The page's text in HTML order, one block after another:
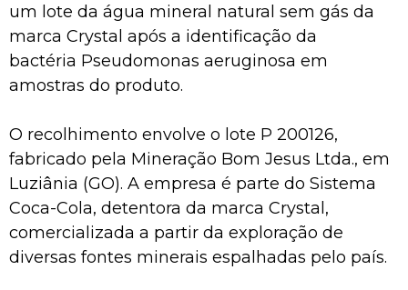
um lote da água mineral natural sem gás da
marca Crystal após a identificação da
bactéria Pseudomonas aeruginosa em
amostras do produto.
O recolhimento envolve o lote P 200126,
fabricado pela Mineração Bom Jesus Ltda., em
Luziânia (GO). A empresa é parte do Sistema
Coca-Cola, detentora da marca Crystal,
comercializada a partir da exploração de
diversas fontes minerais espalhadas pelo país.